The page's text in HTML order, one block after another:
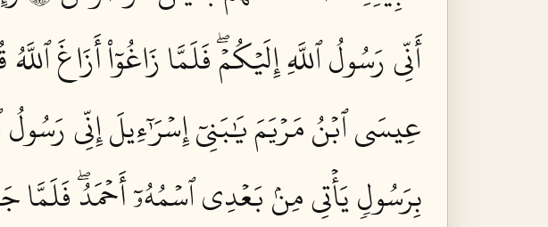
أَنِّي رَسُولُ ٱللَّهِ إِلَيۡكُمۡۖ فَلَمَّا زَاغُوٓاْ أَزَاغَ
عِيسَى ٱبۡنُ مَرۡيَمَ يَٰبَنِيٓ إِسۡرَٰٓءِيلَ إِنِّي رَسُولُ
بِرَسُولٖ يَأۡتِي مِنۢ بَعۡدِي ٱسۡمُهُۥٓ أَحۡمَدُۖ فَلَمَّا